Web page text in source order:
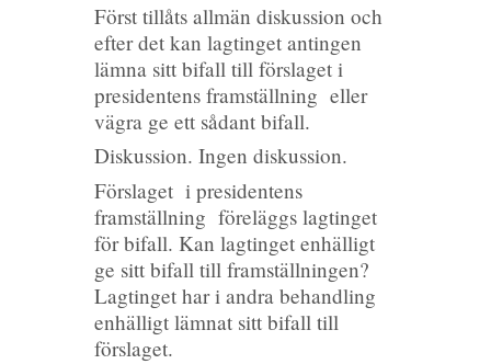
Först tillåts allmän diskussion och
efter det kan lagtinget antingen
lämna sitt bifall till förslaget i
presidentens framställning eller
vägra ge ett sådant bifall.
Diskussion. Ingen diskussion.
Förslaget i presidentens
framställning föreläggs lagtinget
för bifall. Kan lagtinget enhälligt
ge sitt bifall till framställningen?
Lagtinget har i andra behandling
enhälligt lämnat sitt bifall till
förslaget.